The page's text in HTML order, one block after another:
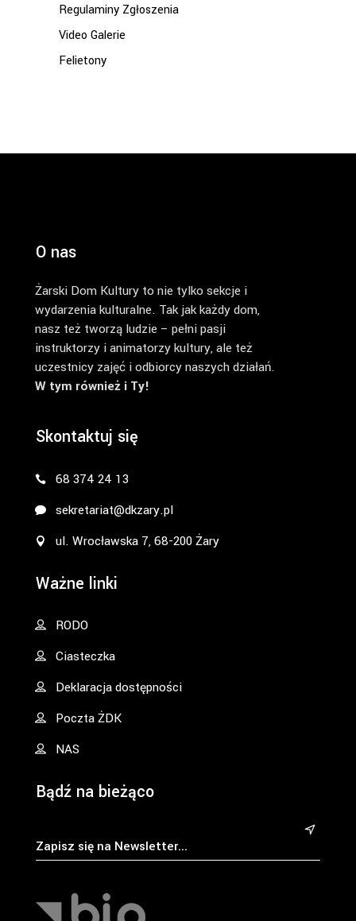
Regulaminy Zgłoszenia
Video Galerie
Felietony
O nas
Żarski Dom Kultury to nie tylko sekcje i
wydarzenia kulturalne. Tak jak każdy dom,
nasz też tworzą ludzie – pełni pasji
instruktorzy i animatorzy kultury, ale też
uczestnicy zajęć i odbiorcy naszych działań.
W tym również i Ty!
Skontaktuj się
68 374 24 13
sekretariat@dkzary.pl
ul. Wrocławska 7, 68-200 Żary
Ważne linki
RODO
Ciasteczka
Deklaracja dostępności
Poczta ŻDK
NAS
Bądź na bieżąco
&